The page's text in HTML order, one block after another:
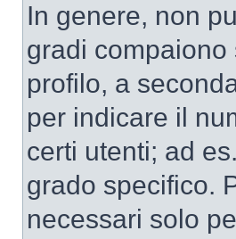
In genere, non
gradi
profilo, a
per indicare il
certi utenti; ad
grado specifico.
necessari solo